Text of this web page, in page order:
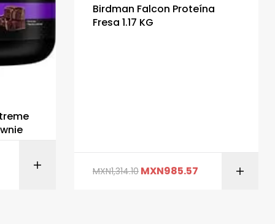
AÑADIR AL CARRITO
Birdman Falcon Proteína
Fresa 1.17 KG
MXN1,314.10 MXN985.57